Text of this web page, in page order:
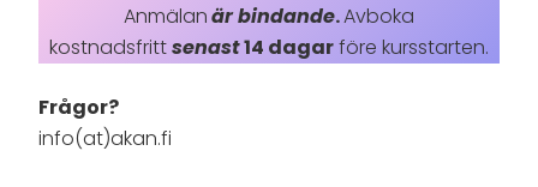
Anmälanär bindande.Avboka
kostnadsfrittsenast14 dagarföre kursstarten.
Frågor?
info(at)akan.fi